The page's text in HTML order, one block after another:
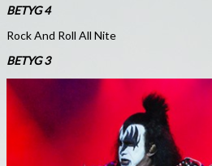
BETYG 4
Rock And Roll All Nite
BETYG 3